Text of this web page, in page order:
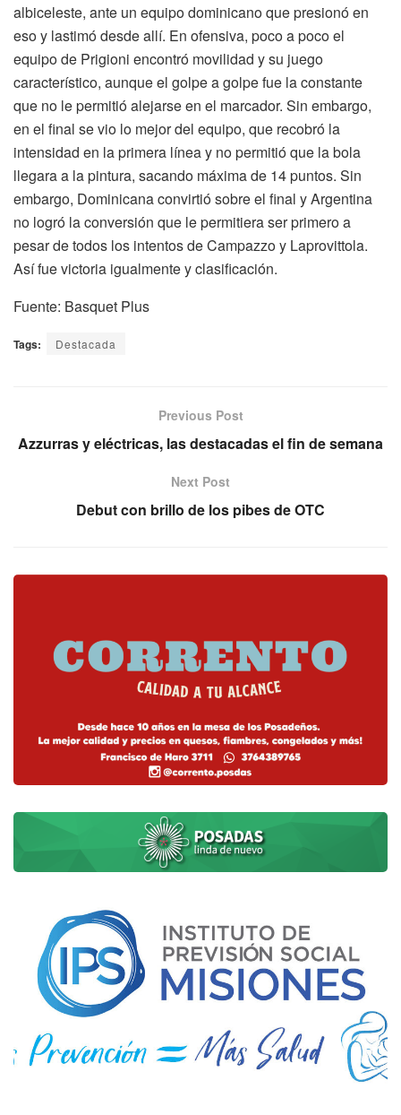
albiceleste, ante un equipo dominicano que presionó en
eso y lastimó desde allí. En ofensiva, poco a poco el
equipo de Prigioni encontró movilidad y su juego
característico, aunque el golpe a golpe fue la constante
que no le permitió alejarse en el marcador. Sin embargo,
en el final se vio lo mejor del equipo, que recobró la
intensidad en la primera línea y no permitió que la bola
llegara a la pintura, sacando máxima de 14 puntos. Sin
embargo, Dominicana convirtió sobre el final y Argentina
no logró la conversión que le permitiera ser primero a
pesar de todos los intentos de Campazzo y Laprovittola.
Así fue victoria igualmente y clasificación.
Fuente: Basquet Plus
Tags: Destacada
Previous Post
Azzurras y eléctricas, las destacadas el fin de semana
Next Post
Debut con brillo de los pibes de OTC